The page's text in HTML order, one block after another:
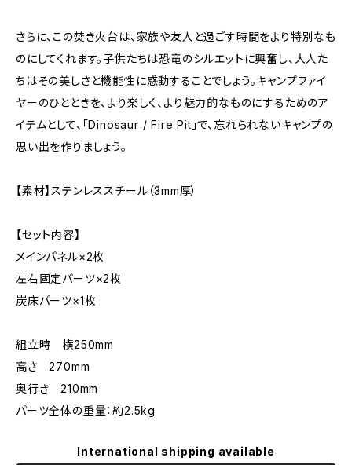
さらに、この焚き火台は、家族や友人と過ごす時間をより特別なも
のにしてくれます。子供たちは恐竜のシルエットに興奮し、大人た
ちはその美しさと機能性に感動することでしょう。キャンプファイ
ヤーのひとときを、より楽しく、より魅力的なものにするためのア
イテムとして、「Dinosaur / Fire Pit」で、忘れられないキャンプの
思い出を作りましょう。
【素材】ステンレススチール（3mm厚）
【セット内容】
メインパネル×2枚
左右固定パーツ×2枚
炭床パーツ×1枚
組立時 横250mm
高さ 270mm
奥行き 210mm
パーツ全体の重量：約2.5kg
International shipping available